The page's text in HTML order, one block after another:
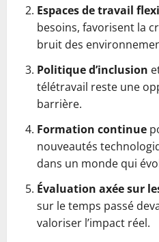
Espaces de travail
besoins, favorisent la
bruit des
Politique d’inclusion
télétravail reste une
barrière.
Formation continue
nouveautés
dans un monde qui
Évaluation axée sur
sur le temps passé
valoriser l’impact réel.